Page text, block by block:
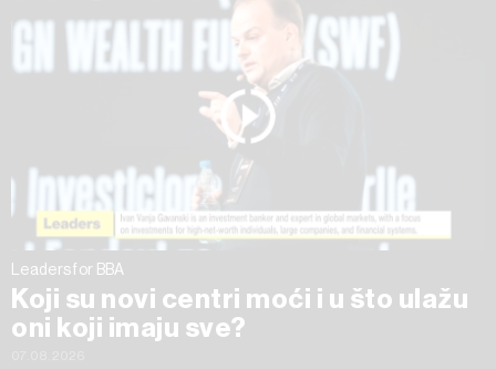
na „Prikaži detalje“. Privolu možete u bilo kojem trenutku
povući bez negativnih posljedica.
Leaders for BBA
Koji su novi centri moći i u što ulažu
oni koji imaju sve?